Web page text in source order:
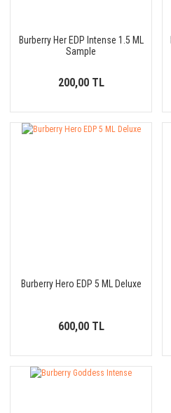
Burberry Her EDP Intense 1.5 ML
Sample
200,00 TL
Burberry Hero EDP 5 ML Deluxe
600,00 TL